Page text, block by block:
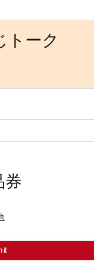
トーク
券
it